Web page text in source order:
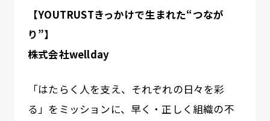
【YOUTRUSTきっかけで生まれた“つなが
り”】
株式会社wellday
「はたらく人を支え、それぞれの日々を彩
る」をミッションに、早く・正しく組織の不